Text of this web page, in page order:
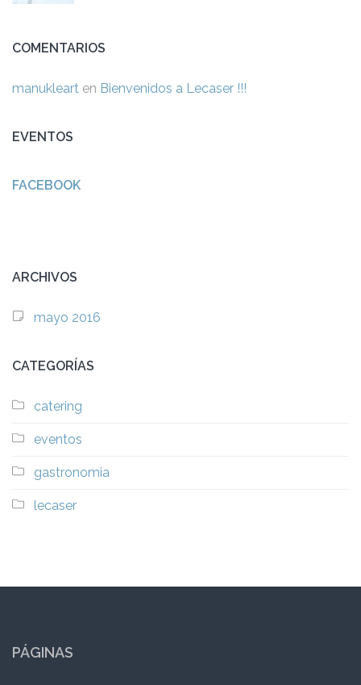
COMENTARIOS
manukleart en Bienvenidos a Lecaser !!!
EVENTOS
FACEBOOK
ARCHIVOS
mayo 2016
CATEGORÍAS
catering
eventos
gastronomia
lecaser
PÁGINAS